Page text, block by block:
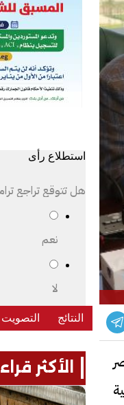
استطلاع رأى
هل تتوقع تراجع
نعم
لا
الأكثر